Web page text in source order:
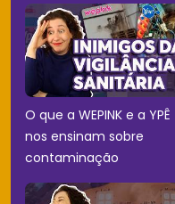
O que a WEPINK e a YPÊ
nos ensinam sobre
contaminação